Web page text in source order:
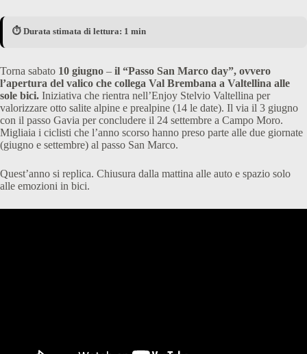
⏱️ Durata stimata di lettura: 1 min
Torna sabato 10 giugno – il “Passo San Marco day”, ovvero
l’apertura del valico che collega Val Brembana a Valtellina alle
sole bici. Iniziativa che rientra nell’Enjoy Stelvio Valtellina per
valorizzare otto salite alpine e prealpine (14 le date). Il via il 3 giugno
con il passo Gavia per concludere il 24 settembre a Campo Moro.
Migliaia i ciclisti che l’anno scorso hanno preso parte alle due giornate
(giugno e settembre) al passo San Marco.
Quest’anno si replica. Chiusura dalla mattina alle auto e spazio solo
alle emozioni in bici.